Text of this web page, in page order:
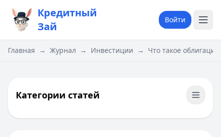
Кредитный
Зай
Войти
Главная → Журнал → Инвестиции → Что такое
Категории статей